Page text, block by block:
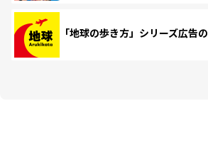
「地球の歩き方」シリーズ広告